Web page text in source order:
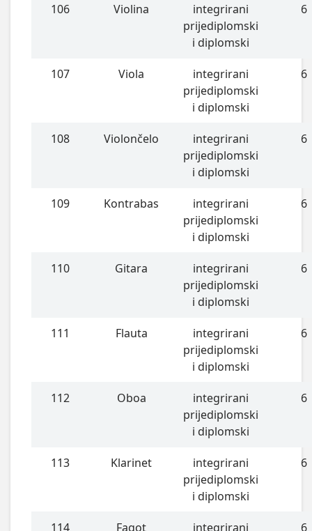
106 Violina
integrirani
prijediplomski
i diplomski
6
107 Viola
integrirani
prijediplomski
i diplomski
6
108 Violončelo
integrirani
prijediplomski
i diplomski
6
109 Kontrabas
integrirani
prijediplomski
i diplomski
6
110 Gitara
integrirani
prijediplomski
i diplomski
6
111 Flauta
integrirani
prijediplomski
i diplomski
6
112 Oboa
integrirani
prijediplomski
i diplomski
6
113 Klarinet
integrirani
prijediplomski
i diplomski
6
114 Fagot integrirani 6